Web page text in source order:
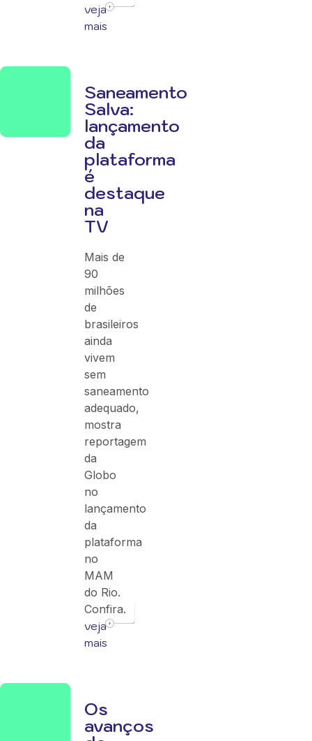
veja
mais
Saneamento
Salva:
lançamento
da
plataforma
é
destaque
na
TV
Mais de
90
milhões
de
brasileiros
ainda
vivem
sem
saneamento
adequado,
mostra
reportagem
da
Globo
no
lançamento
da
plataforma
no
MAM
do Rio.
Confira.
veja
mais
Os
avanços